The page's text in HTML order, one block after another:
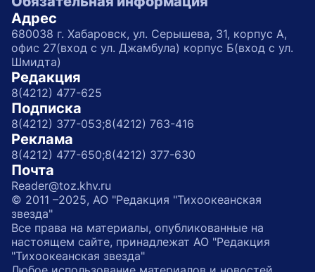
Адрес
680038 г. Хабаровск, ул. Серышева, 31, корпус А,
офис 27(вход с ул. Джамбула) корпус Б(вход с ул.
Шмидта)
Редакция
8(4212) 477-625
Подписка
8(4212) 377-053;8(4212) 763-416
Реклама
8(4212) 477-650;8(4212) 377-630
Почта
Reader@toz.khv.ru
© 2011 –2025, АО "Редакция "Тихоокеанская
звезда"
Все права на материалы, опубликованные на
настоящем сайте, принадлежат АО "Редакция
"Тихоокеанская звезда"